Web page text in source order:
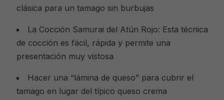
clásica para un tamago sin burbujas
La Cocción Samurai del Atún Rojo: Esta técnica
de cocción es fácil, rápida y permite una
presentación muy vistosa
Hacer una “lámina de queso” para cubrir el
tamago en lugar del típico queso crema